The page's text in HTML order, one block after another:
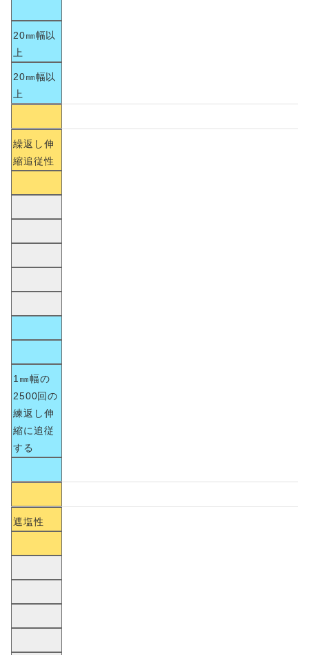
20㎜幅以
上
20㎜幅以
上
繰返し伸
縮追従性
1㎜幅の
2500回の
練返し伸
縮に追従
する
遮塩性